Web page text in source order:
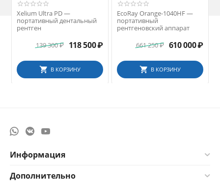
Xelium Ultra PD —
портативный дентальный
рентген
139 300₽ 118 500₽
В КОРЗИНУ
EcoRay Orange-1040HF —
портативный
рентгеновский аппарат
661 250₽ 610 000₽
В КОРЗИНУ
Информация
Дополнительно